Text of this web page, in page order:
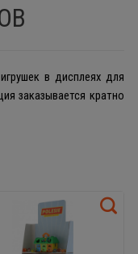
в дисплеях для
заказывается кратно